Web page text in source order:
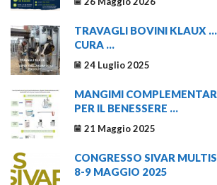
TRAVAGLI BOVINI KLAUX
CURA ...
24 Luglio 2025
MANGIMI
PER IL BENESSERE ...
21 Maggio 2025
CONGRESSO SIVAR
8-9 MAGGIO 2025